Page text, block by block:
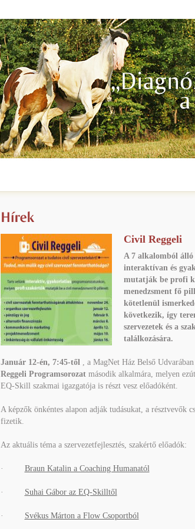
Civil Reggeli
A 7 alkalomból
interaktívan és
mutatják be profi
menedzsment fő
kötetlenül
következik, így
szervezetek és a
találkozására.
Január 12-én, 7:45-től, a MagNet Ház Belső
Reggeli Programsorozatmásodik alkalmára, melyen
EQ-Skill szakmai igazgatója is részt vesz előadóként.
A képzők önkéntes alapon adják tudásukat, a résztvevők
fizetik.
Az aktuális téma a szervezetfejlesztés, szakértő előadók:
· Braun Katalin a Coaching Humanatól
· Suhai Gábor az EQ-Skilltől
· Svékus Márton a Flow Csoportból